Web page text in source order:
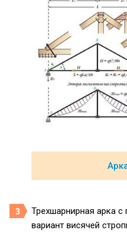
Трехшарнирная арка
вариант висячей